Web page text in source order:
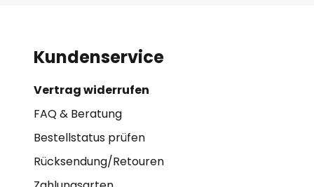
Kundenservice
Vertrag widerrufen
FAQ & Beratung
Bestellstatus prüfen
Rücksendung/Retouren